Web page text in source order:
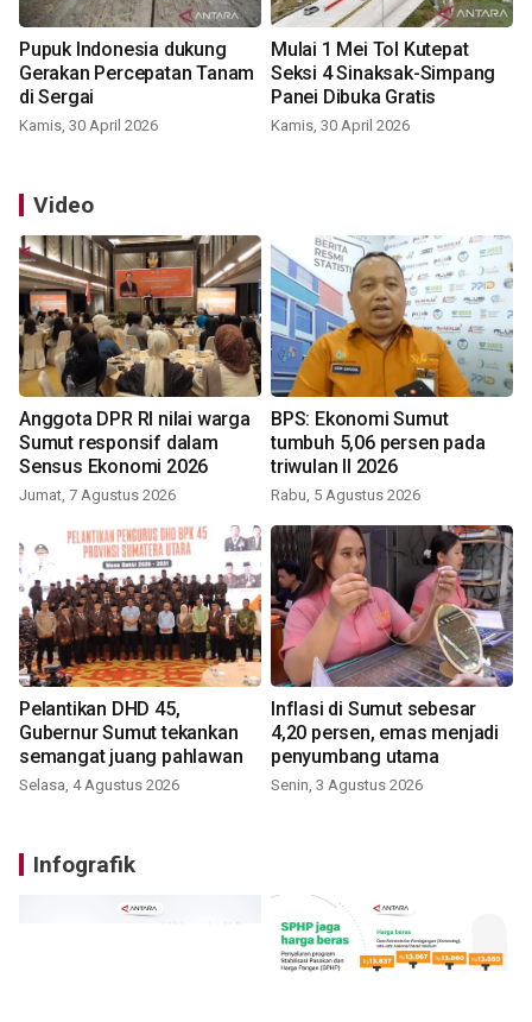
Pupuk Indonesia dukung
Gerakan Percepatan Tanam
di Sergai
Kamis, 30 April 2026
Mulai 1 Mei Tol Kutepat
Seksi 4 Sinaksak-Simpang
Panei Dibuka Gratis
Kamis, 30 April 2026
Video
Anggota DPR RI nilai warga
Sumut responsif dalam
Sensus Ekonomi 2026
Jumat, 7 Agustus 2026
BPS: Ekonomi Sumut
tumbuh 5,06 persen pada
triwulan II 2026
Rabu, 5 Agustus 2026
Pelantikan DHD 45,
Gubernur Sumut tekankan
semangat juang pahlawan
Selasa, 4 Agustus 2026
Inflasi di Sumut sebesar
4,20 persen, emas menjadi
penyumbang utama
Senin, 3 Agustus 2026
Infografik